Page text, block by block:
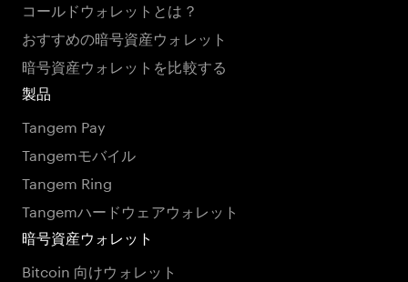
コールドウォレットとは？
おすすめの暗号資産ウォレット
暗号資産ウォレットを比較する
製品
Tangem Pay
Tangemモバイル
Tangem Ring
Tangemハードウェアウォレット
暗号資産ウォレット
Bitcoin 向けウォレット